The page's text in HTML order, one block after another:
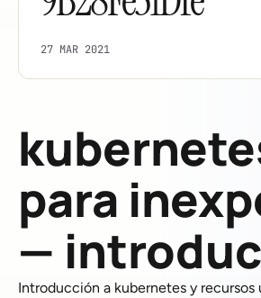
27 MAR 2021
para
—
Introducción a kubernetes y recursos